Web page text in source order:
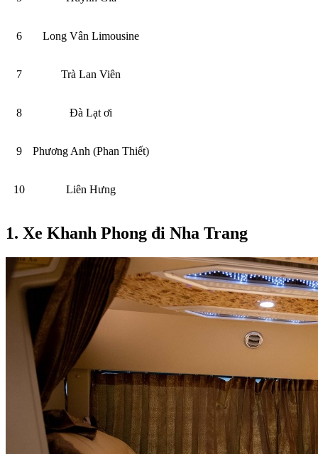
6 Long Vân Limousine
7 Trà Lan Viên
8 Đà Lạt ơi
9 Phương Anh (Phan Thiết)
10 Liên Hưng
1. Xe Khanh Phong đi Nha Trang